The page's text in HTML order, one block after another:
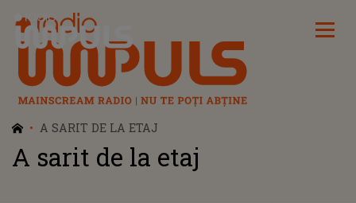
Radio Impuls
A SARIT DE LA ETAJ
A sarit de la etaj